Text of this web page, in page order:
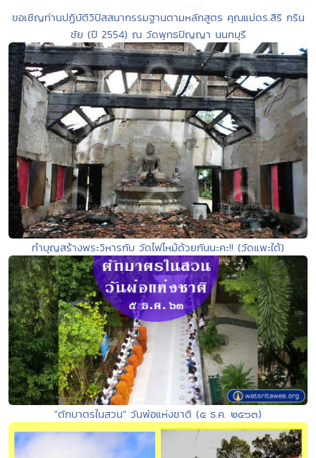
ขอเชิญท่านปฏิบัติวิปัสสนากรรมฐานตามหลักสูตร คุณแม่ดร.สิริ กริน
ชัย (ปี 2554) ณ วัดพุทธปัญญา นนทบุรี
ทำบุญสร้างพระวิหารกับ วัดไฟไหม้ด้วยกันนะคะ!! (วัดแพะใต้)
"ตักบาตรในสวน" วันพ่อแห่งชาติ (๕ ธ.ค. ๒๕๖๓)